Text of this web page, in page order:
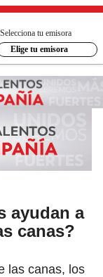
Selecciona tu emisora
Elige tu emisora
ayudan a
canas?
las canas, los